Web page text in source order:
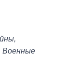
Военные